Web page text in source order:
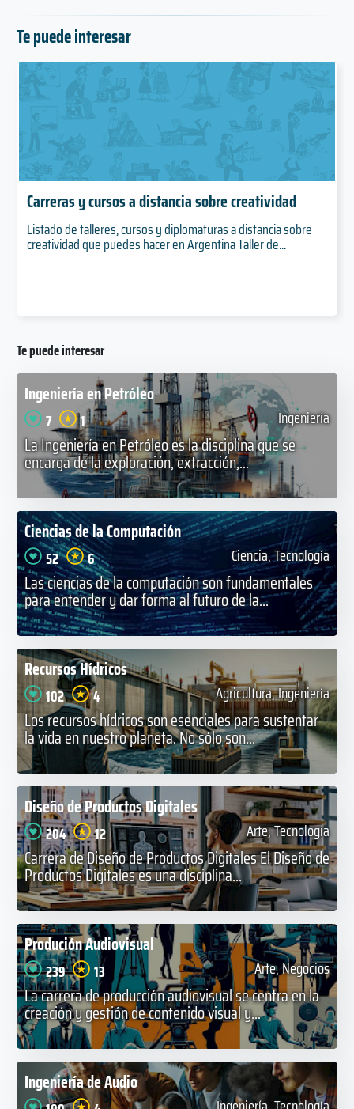
Te puede interesar
Carreras y cursos a distancia sobre creatividad
Listado de talleres, cursos y diplomaturas a distancia sobre
creatividad que puedes hacer en Argentina Taller de...
Te puede interesar
Ingeniería en Petróleo
7 1 Ingeniería
La Ingeniería en Petróleo es la disciplina que se
encarga de la exploración, extracción,...
Ciencias de la Computación
52 6 Ciencia, Tecnología
Las ciencias de la computación son fundamentales
para entender y dar forma al futuro de la...
Recursos Hídricos
102 4 Agricultura, Ingeniería
Los recursos hídricos son esenciales para sustentar
la vida en nuestro planeta. No sólo son...
Diseño de Productos Digitales
204 12 Arte, Tecnología
Carrera de Diseño de Productos Digitales El Diseño de
Productos Digitales es una disciplina...
Produción Audiovisual
239 13 Arte, Negocios
La carrera de producción audiovisual se centra en la
creación y gestión de contenido visual y...
Ingeniería de Audio